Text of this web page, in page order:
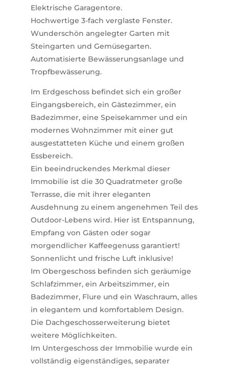
Elektrische Garagentore.
Hochwertige 3-fach verglaste Fenster.
Wunderschön angelegter Garten mit
Steingarten und Gemüsegarten.
Automatisierte Bewässerungsanlage und
Tropfbewässerung.
Im Erdgeschoss befindet sich ein großer
Eingangsbereich, ein Gästezimmer, ein
Badezimmer, eine Speisekammer und ein
modernes Wohnzimmer mit einer gut
ausgestatteten Küche und einem großen
Essbereich.
Ein beeindruckendes Merkmal dieser
Immobilie ist die 30 Quadratmeter große
Terrasse, die mit ihrer eleganten
Ausdehnung zu einem angenehmen Teil des
Outdoor-Lebens wird. Hier ist Entspannung,
Empfang von Gästen oder sogar
morgendlicher Kaffeegenuss garantiert!
Sonnenlicht und frische Luft inklusive!
Im Obergeschoss befinden sich geräumige
Schlafzimmer, ein Arbeitszimmer, ein
Badezimmer, Flure und ein Waschraum, alles
in elegantem und komfortablem Design.
Die Dachgeschosserweiterung bietet
weitere Möglichkeiten.
Im Untergeschoss der Immobilie wurde ein
vollständig eigenständiges, separater